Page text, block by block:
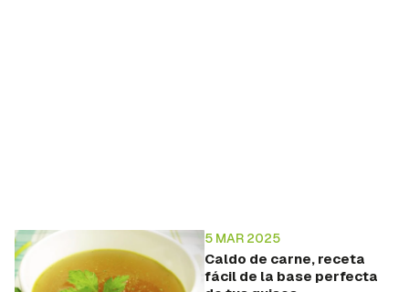
5 MAR 2025
Caldo de carne, receta
fácil de la base perfecta